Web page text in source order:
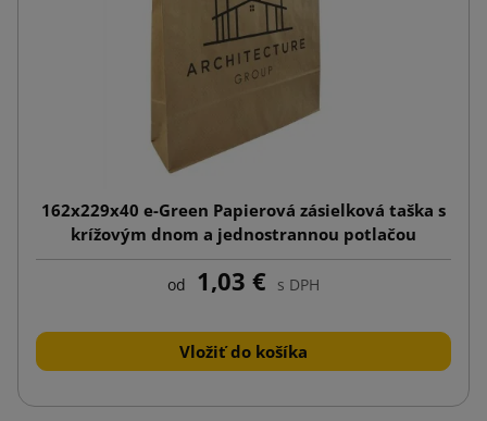
162x229x40 e-Green Papierová zásielková taška s
krížovým dnom a jednostrannou potlačou
od 1,03 € s DPH
Vložiť do košíka